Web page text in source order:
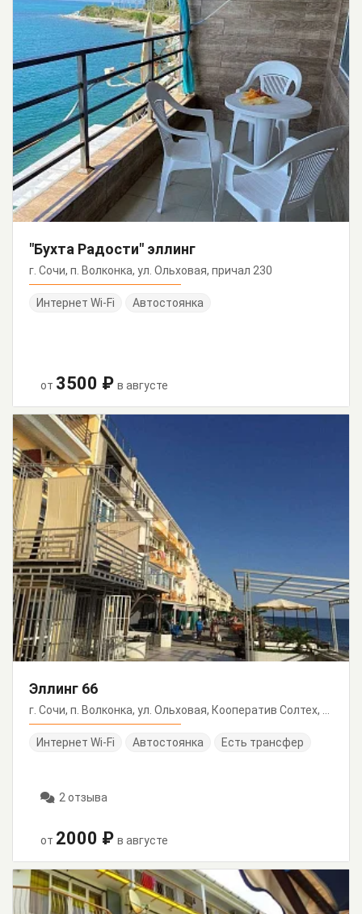
"Бухта Радости" эллинг
г. Сочи, п. Волконка, ул. Ольховая, причал 230
Интернет Wi-Fi Автостоянка
от 3500 ₽ в августе
Эллинг 66
г. Сочи, п. Волконка, ул. Ольховая, Кооператив Солтех, эллинг 66
Интернет Wi-Fi Автостоянка Есть трансфер
2 отзыва
от 2000 ₽ в августе